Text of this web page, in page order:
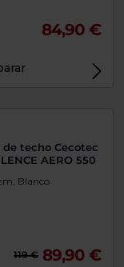
84,90 €
techo Cecotec
AERO 550
Blanco
119 € 89,90 €